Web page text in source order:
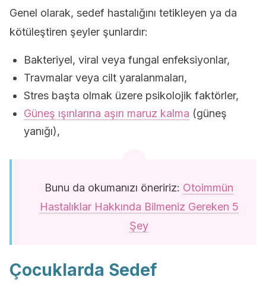
Genel olarak, sedef hastalığını tetikleyen ya da
kötüleştiren şeyler şunlardır:
Bakteriyel, viral veya fungal enfeksiyonlar,
Travmalar veya cilt yaralanmaları,
Stres başta olmak üzere psikolojik faktörler,
Güneş ışınlarına aşırı maruz kalma (güneş
yanığı),
Bunu da okumanızı öneririz: Otoimmün
Hastalıklar Hakkında Bilmeniz Gereken 5
Şey
Çocuklarda Sedef